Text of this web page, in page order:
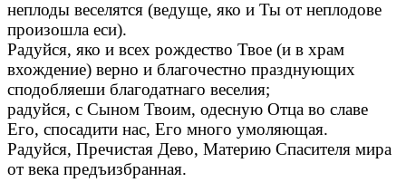
неплоды веселятся (ведуще, яко и Ты от неплодове
произошла еси).
Радуйся, яко и всех рождество Твое (и в храм
вхождение) верно и благочестно празднующих
сподобляеши благодатнаго веселия;
радуйся, с Сыном Твоим, одесную Отца во славе
Его, спосадити нас, Его много умоляющая.
Радуйся, Пречистая Дево, Материю Спасителя мира
от века предъизбранная.